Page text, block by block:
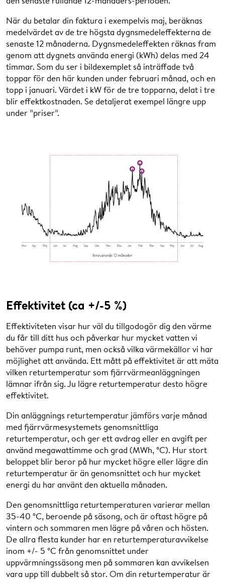
tredygnsmedeleffekt bestäms ett fast och rörligt pris,
där det rörliga priset multipliceras med effekten för
att ge en årskostnad. Den totala årskostnaden
fördelas utefter antalet dagar i aktuell månad.
Läs mer.
Tredygnsmedeleffekt
(kW)
Fast pris
Rörligt pris
29 320
500-1 000 58 820 1 244
500 1 185
270 320
Effektivitet
Effektivitetskomponenten avgörs av er anläggnings
returtemperatur, jämfört med fjärrvärmesystemets
medelvärde. Beroende på om ni ligger över eller
under medel får ni, under perioden oktober – april, ett
avdrag eller en avgift. Beloppet beräknas genom att
multiplicera temperaturskillnaden med månadens
Läs mer.
Returtemperaturpris(endast okt-
april)
7 kr/MWh,
°C
I tabellen nedan framgår vilket avdrag eller avgift som
erhålls, beroende på anläggningen returtemperatur,
antaget att systemets genomsnittliga returtemperatur är
När du betalar din faktura i exempelvis maj, beräknas
medelvärdet av de tre högsta dygnsmedeleffekterna de
senaste 12 månaderna. Dygnsmedeleffekten räknas fram
genom att dygnets använda energi (kWh) delas med 24
timmar. Som du ser i bildexemplet så inträffade två
toppar för den här kunden under februari månad, och en
topp i januari. Värdet i kW för de tre topparna, delat i tre
blir effektkostnaden. Se detaljerat exempel längre upp
under ”priser”.
Effektivitet (ca +/-5 %)
Effektiviteten visar hur väl du tillgodogör dig den värme
du får till ditt hus och påverkar hur mycket vatten vi
behöver pumpa runt, men också vilka värmekällor vi har
möjlighet att använda. Ett mått på effektivitet är att mäta
vilken returtemperatur som fjärrvärmeanläggningen
lämnar ifrån sig. Ju lägre returtemperatur desto högre
effektivitet.
Din anläggnings returtemperatur jämförs varje månad
med fjärrvärmesystemets genomsnittliga
returtemperatur, och ger ett avdrag eller en avgift per
använd megawattimme och grad (MWh, °C). Hur stort
beloppet blir beror på hur mycket högre eller lägre din
returtemperatur är än genomsnittet och hur mycket
energi du har använt den aktuella månaden.
Den genomsnittliga returtemperaturen varierar mellan
35-40 °C, beroende på säsong, och är oftast högre på
vintern och sommaren men lägre på våren och hösten.
De allra flesta kunder har en returtemperaturavvikelse
inom +/- 5 °C från genomsnittet under
uppvärmningssäsong men på sommaren kan avvikelsen
vara upp till dubbelt så stor. Om din returtemperatur är